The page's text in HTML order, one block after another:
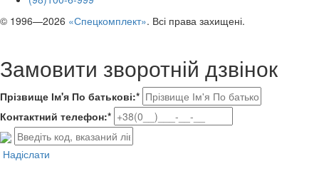
© 1996—2026 «Спецкомплект». Всі права захищені.
Замовити зворотній дзвінок
Прізвище Ім'я По батькові:*
Контактний телефон:*
Надіслати